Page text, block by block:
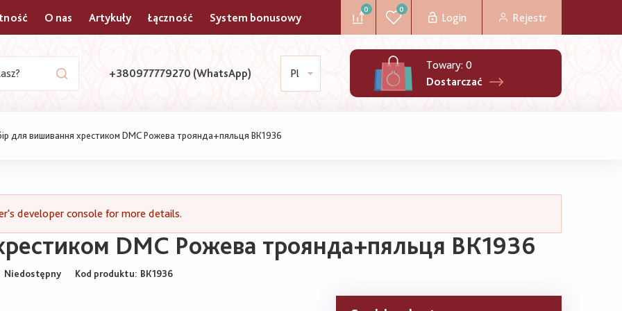
O nas Artykuły Łączność System bonusowy
0 0
Login Rejestr
+380977779270 (WhatsApp) Pl
Towary: 0
Dostarczać
для вишивання хрестиком DMC Рожева троянда+пяльця ВК1936
developer console for more details.
DMC Рожева троянда+пяльця ВК1936
Niedostępny Kod produktu ВК1936